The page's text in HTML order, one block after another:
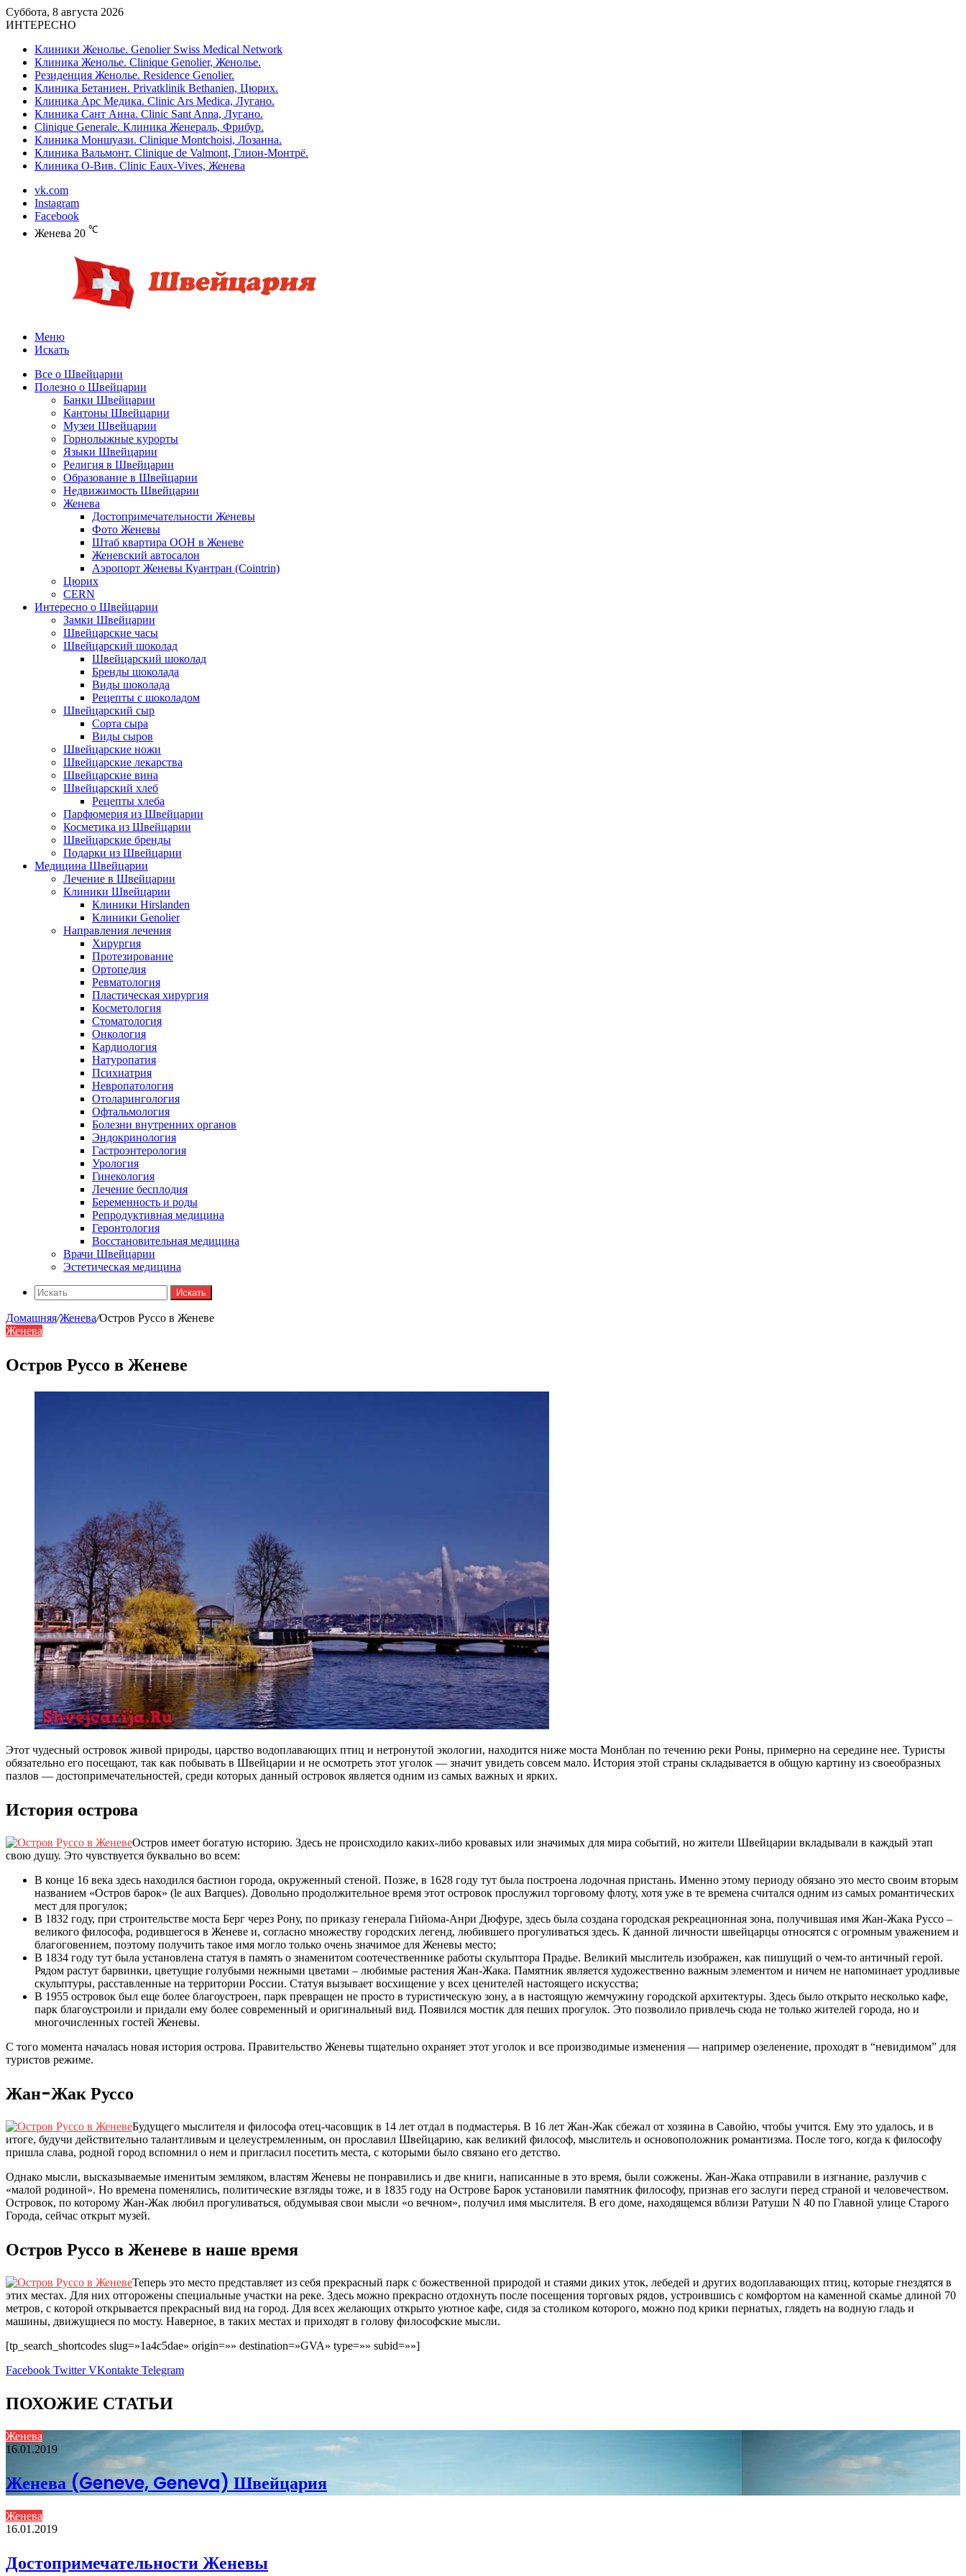
Суббота, 8 августа 2026
ИНТЕРЕСНО
Клиники Женолье. Genolier Swiss Medical Network
Клиника Женолье. Clinique Genolier, Женолье.
Резиденция Женолье. Residence Genolier.
Клиника Бетаниен. Privatklinik Bethanien, Цюрих.
Клиника Арс Медика. Clinic Ars Medica, Лугано.
Клиника Сант Анна. Clinic Sant Anna, Лугано.
Clinique Generale. Клиника Женераль, Фрибур.
Клиника Моншуази. Clinique Montchoisi, Лозанна.
Клиника Вальмонт. Clinique de Valmont, Глион-Монтрё.
Клиника О-Вив. Clinic Eaux-Vives, Женева
vk.com
Instagram
Facebook
Женева 20 ℃
Меню
Искать
Все о Швейцарии
Полезно о Швейцарии
Банки Швейцарии
Кантоны Швейцарии
Музеи Швейцарии
Горнолыжные курорты
Языки Швейцарии
Религия в Швейцарии
Образование в Швейцарии
Недвижимость Швейцарии
Женева
Достопримечательности Женевы
Фото Женевы
Штаб квартира ООН в Женеве
Женевский автосалон
Аэропорт Женевы Куантран (Cointrin)
Цюрих
CERN
Интересно о Швейцарии
Замки Швейцарии
Швейцарские часы
Швейцарский шоколад
Швейцарский шоколад
Бренды шоколада
Виды шоколада
Рецепты с шоколадом
Швейцарский сыр
Сорта сыра
Виды сыров
Швейцарские ножи
Швейцарские лекарства
Швейцарские вина
Швейцарский хлеб
Рецепты хлеба
Парфюмерия из Швейцарии
Косметика из Швейцарии
Швейцарские бренды
Подарки из Швейцарии
Медицина Швейцарии
Лечение в Швейцарии
Клиники Швейцарии
Клиники Hirslanden
Клиники Genolier
Направления лечения
Хирургия
Протезирование
Ортопедия
Ревматология
Пластическая хирургия
Косметология
Стоматология
Онкология
Кардиология
Натуропатия
Психиатрия
Невропатология
Отоларингология
Офтальмология
Болезни внутренних органов
Эндокринология
Гастроэнтерология
Урология
Гинекология
Лечение бесплодия
Беременность и роды
Репродуктивная медицина
Геронтология
Восстановительная медицина
Врачи Швейцарии
Эстетическая медицина
Искать
Домашняя/Женева/Остров Руссо в Женеве
Женева
Остров Руссо в Женеве
Этот чудесный островок живой природы, царство водоплавающих птиц и нетронутой экологии, находится ниже моста Монблан по течению реки Роны, примерно на середине нее. Туристы
обязательно его посещают, так как побывать в Швейцарии и не осмотреть этот уголок — значит увидеть совсем мало. История этой страны складывается в общую картину из своеобразных
пазлов — достопримечательностей, среди которых данный островок является одним из самых важных и ярких.
История острова
Остров имеет богатую историю. Здесь не происходило каких-либо кровавых или значимых для мира событий, но жители Швейцарии вкладывали в каждый этап
свою душу. Это чувствуется буквально во всем:
В конце 16 века здесь находился бастион города, окруженный стеной. Позже, в 1628 году тут была построена лодочная пристань. Именно этому периоду обязано это место своим вторым
названием «Остров барок» (le aux Barques). Довольно продолжительное время этот островок прослужил торговому флоту, хотя уже в те времена считался одним из самых романтических
мест для прогулок;
В 1832 году, при строительстве моста Берг через Рону, по приказу генерала Гийома-Анри Дюфуре, здесь была создана городская рекреационная зона, получившая имя Жан-Жака Руссо –
великого философа, родившегося в Женеве и, согласно множеству городских легенд, любившего прогуливаться здесь. К данной личности швейцарцы относятся с огромным уважением и
благоговением, поэтому получить такое имя могло только очень значимое для Женевы место;
В 1834 году тут была установлена статуя в память о знаменитом соотечественнике работы скульптора Прадье. Великий мыслитель изображен, как пишущий о чем-то античный герой.
Рядом растут барвинки, цветущие голубыми нежными цветами – любимые растения Жан-Жака. Памятник является художественно важным элементом и ничем не напоминает уродливые
скульптуры, расставленные на территории России. Статуя вызывает восхищение у всех ценителей настоящего искусства;
В 1955 островок был еще более благоустроен, парк превращен не просто в туристическую зону, а в настоящую жемчужину городской архитектуры. Здесь было открыто несколько кафе,
парк благоустроили и придали ему более современный и оригинальный вид. Появился мостик для пеших прогулок. Это позволило привлечь сюда не только жителей города, но и
многочисленных гостей Женевы.
С того момента началась новая история острова. Правительство Женевы тщательно охраняет этот уголок и все производимые изменения — например озеленение, проходят в “невидимом” для
туристов режиме.
Жан-Жак Руссо
Будущего мыслителя и философа отец-часовщик в 14 лет отдал в подмастерья. В 16 лет Жан-Жак сбежал от хозяина в Савойю, чтобы учится. Ему это удалось, и в
итоге, будучи действительно талантливым и целеустремленным, он прославил Швейцарию, как великий философ, мыслитель и основоположник романтизма. После того, когда к философу
пришла слава, родной город вспомнил о нем и пригласил посетить места, с которыми было связано его детство.
Однако мысли, высказываемые именитым земляком, властям Женевы не понравились и две книги, написанные в это время, были сожжены. Жан-Жака отправили в изгнание, разлучив с
«малой родиной». Но времена поменялись, политические взгляды тоже, и в 1835 году на Острове Барок установили памятник философу, признав его заслуги перед страной и человечеством.
Островок, по которому Жан-Жак любил прогуливаться, обдумывая свои мысли «о вечном», получил имя мыслителя. В его доме, находящемся вблизи Ратуши N 40 по Главной улице Старого
Города, сейчас открыт музей.
Остров Руссо в Женеве в наше время
Теперь это место представляет из себя прекрасный парк с божественной природой и стаями диких уток, лебедей и других водоплавающих птиц, которые гнездятся в
этих местах. Для них отгорожены специальные участки на реке. Здесь можно прекрасно отдохнуть после посещения торговых рядов, устроившись с комфортом на каменной скамье длиной 70
метров, с которой открывается прекрасный вид на город. Для всех желающих открыто уютное кафе, сидя за столиком которого, можно под крики пернатых, глядеть на водную гладь и
машины, движущиеся по мосту. Наверное, в таких местах и приходят в голову философские мысли.
[tp_search_shortcodes slug=»1a4c5dae» origin=»» destination=»GVA» type=»» subid=»»]
Facebook Twitter VKontakte Telegram
ПОХОЖИЕ СТАТЬИ
Женева
16.01.2019
Женева (Geneve, Geneva) Швейцария
Женева
16.01.2019
Достопримечательности Женевы